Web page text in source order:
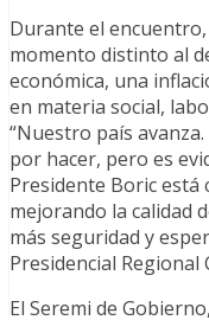
Durante el
momento distinto al
económica, una
en materia social,
“Nuestro país
por hacer, pero es
Presidente Boric está
mejorando la calidad
más seguridad y
Presidencial Regional
El Seremi de